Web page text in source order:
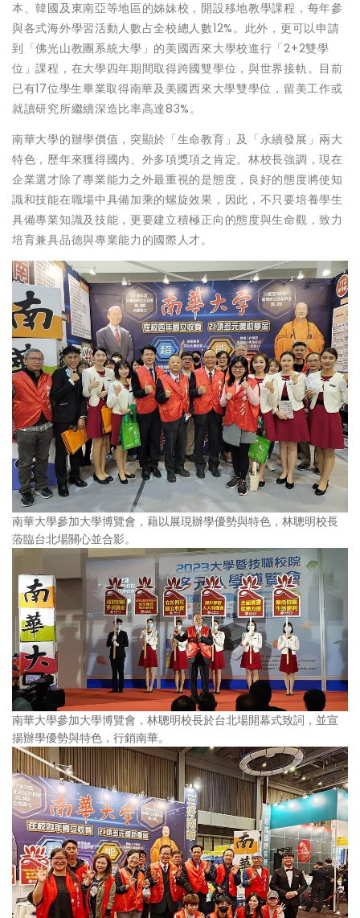
本、韓國及東南亞等地區的姊妹校，開設移地教學課程，每年參
與各式海外學習活動人數占全校總人數12%。此外，更可以申請
到「佛光山教團系統大學」的美國西來大學校進行「2+2雙學
位」課程，在大學四年期間取得跨國雙學位，與世界接軌。目前
已有17位學生畢業取得南華及美國西來大學雙學位，留美工作或
就讀研究所繼續深造比率高達83%。
南華大學的辦學價值，突顯於「生命教育」及「永續發展」兩大
特色，歷年來獲得國內、外多項獎項之肯定。林校長強調，現在
企業選才除了專業能力之外最重視的是態度，良好的態度將使知
識和技能在職場中具備加乘的螺旋效果，因此，不只要培養學生
具備專業知識及技能，更要建立積極正向的態度與生命觀，致力
培育兼具品德與專業能力的國際人才。
南華大學參加大學博覽會，藉以展現辦學優勢與特色，林聰明校長
蒞臨台北場關心並合影。
南華大學參加大學博覽會，林聰明校長於台北場開幕式致詞，並宣
揚辦學優勢與特色，行銷南華。